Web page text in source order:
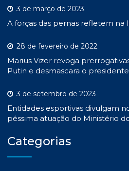
3 de março de 2023
A forças das pernas refletem na
28 de fevereiro de 2022
Marius Vizer revoga
Putin e desmascara o
3 de setembro de 2023
Entidades esportivas divulgam
péssima atuação do Ministério
Categorias